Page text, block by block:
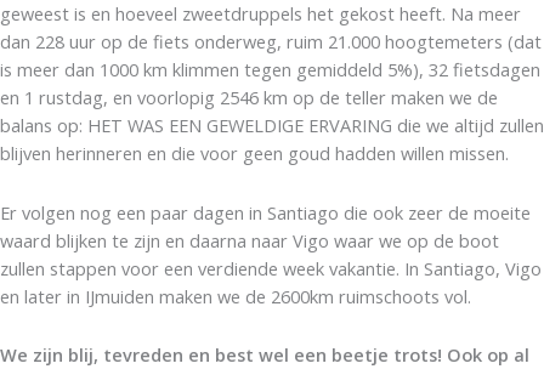
geweest is en hoeveel zweetdruppels het gekost heeft. Na meer
dan 228 uur op de fiets onderweg, ruim 21.000 hoogtemeters (dat
is meer dan 1000 km klimmen tegen gemiddeld 5%), 32 fietsdagen
en 1 rustdag, en voorlopig 2546 km op de teller maken we de
balans op: HET WAS EEN GEWELDIGE ERVARING die we altijd zullen
blijven herinneren en die voor geen goud hadden willen missen.
Er volgen nog een paar dagen in Santiago die ook zeer de moeite
waard blijken te zijn en daarna naar Vigo waar we op de boot
zullen stappen voor een verdiende week vakantie. In Santiago, Vigo
en later in IJmuiden maken we de 2600km ruimschoots vol.
We zijn blij, tevreden en best wel een beetje trots! Ook op al